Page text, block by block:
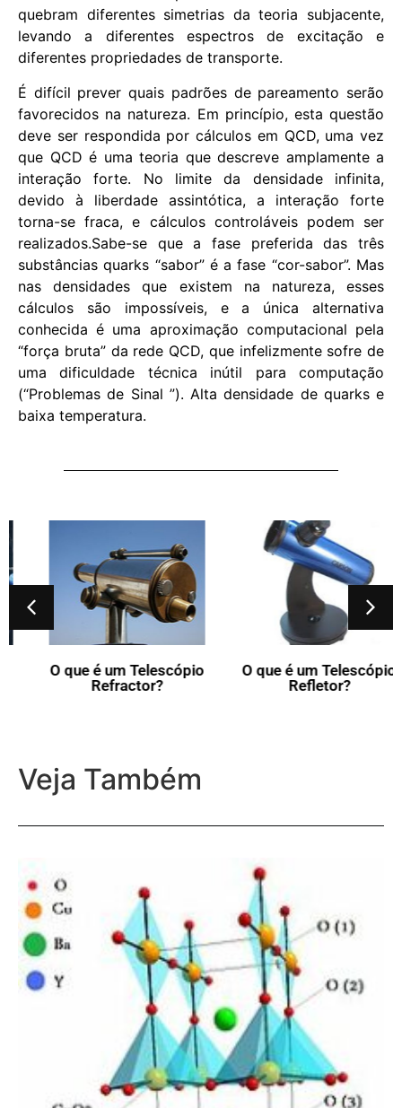
quebram diferentes simetrias da teoria subjacente,
levando a diferentes espectros de excitação e
diferentes propriedades de transporte.
É difícil prever quais padrões de pareamento serão
favorecidos na natureza. Em princípio, esta questão
deve ser respondida por cálculos em QCD, uma vez
que QCD é uma teoria que descreve amplamente a
interação forte. No limite da densidade infinita,
devido à liberdade assintótica, a interação forte
torna-se fraca, e cálculos controláveis ​​podem ser
realizados.Sabe-se que a fase preferida das três
substâncias quarks “sabor” é a fase “cor-sabor”. Mas
nas densidades que existem na natureza, esses
cálculos são impossíveis, e a única alternativa
conhecida é uma aproximação computacional pela
“força bruta” da rede QCD, que infelizmente sofre de
uma dificuldade técnica inútil para computação
(“Problemas de Sinal ”). Alta densidade de quarks e
baixa temperatura.
O que é um Telescópio
Refractor?
O que é um Telescópio
Refletor?
Veja Também